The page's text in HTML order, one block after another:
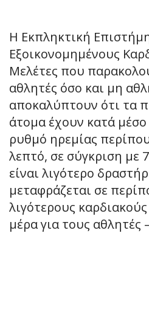
Η Εκπληκτική
Εξοικονομημένους
Μελέτες που
αθλητές όσο και μη
αποκαλύπτουν ότι τα
άτομα έχουν κατά
ρυθμό ηρεμίας
λεπτό, σε σύγκριση με
είναι λιγότερο
μεταφράζεται σε
λιγότερους
μέρα για τους